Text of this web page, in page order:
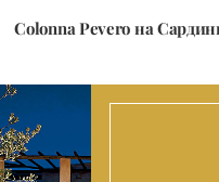
Colonna Pevero на